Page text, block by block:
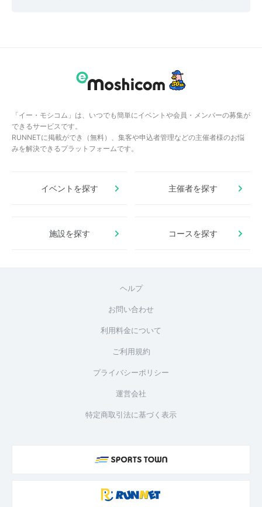
「イー・モシコム」は、いつでも簡単にイベントや会員・メンバーの募集が
できるサービスです。
RUNNETに掲載ができ（無料）、集客や申込者管理などの主催者様のお悩
みを解決できるプラットフォームです。
イベントを探す 主催者を探す
施設を探す コースを探す
ヘルプ
お問い合わせ
利用料金について
ご利用規約
プライバシーポリシー
運営会社
特定商取引法に基づく表示